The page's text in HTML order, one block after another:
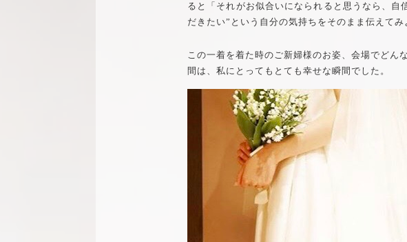
ると「それがお似合いになられると思うなら、
だきたい”という自分の気持ちをそのまま伝えて
この一着を着た時のご新婦様のお姿、会場でどん
間は、私にとってもとても幸せな瞬間でした。